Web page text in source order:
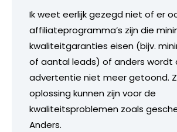
Ik weet eerlijk gezegd niet of er
affiliateprogramma’s zijn die
kwaliteitgaranties eisen (bijv.
of aantal leads) of anders wordt
advertentie niet meer getoond.
oplossing kunnen zijn voor de
kwaliteitsproblemen zoals
Anders.